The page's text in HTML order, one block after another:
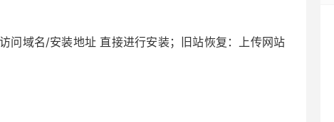
问域名/安装地址 直接进行安装；旧站恢复：上传网站